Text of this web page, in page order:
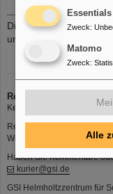
Die aktuellen internen
unter
Redaktion
Kerstin Schiebel | Telefon:
Redaktionsschluss:
Web-Interface zum
Haben Sie Kommentare
kurier@gsi.de
GSI Helmholtzzentrum für
Essentials
Zweck:
Matomo
Zweck:
Alle